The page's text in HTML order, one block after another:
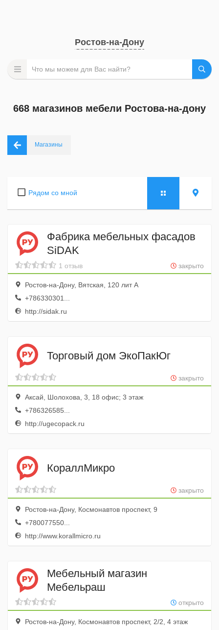
Ростов-на-Дону
668 магазинов мебели Ростова-на-дону
Магазины
Рядом со мной
Фабрика мебельных фасадов
SiDAK
закрыто
1 отзыв
Ростов-на-Дону, Вятская, 120 лит А
+786330301...
http://sidak.ru
Торговый дом ЭкоПакЮг
закрыто
Аксай, Шолохова, 3, 18 офис; 3 этаж
+786326585...
http://ugecopack.ru
КораллМикро
закрыто
Ростов-на-Дону, Космонавтов проспект, 9
+780077550...
http://www.korallmicro.ru
Мебельный магазин
Мебельраш
открыто
Ростов-на-Дону, Космонавтов проспект, 2/2, 4 этаж